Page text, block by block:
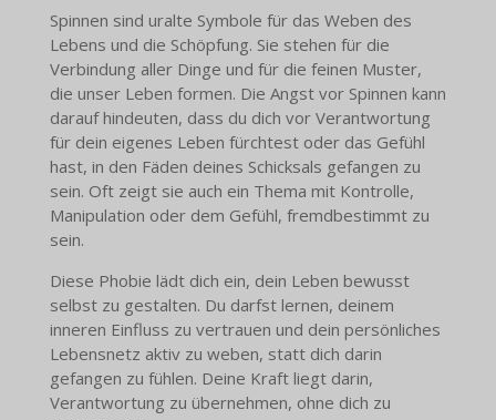
Spinnen sind uralte Symbole für das Weben des
Lebens und die Schöpfung. Sie stehen für die
Verbindung aller Dinge und für die feinen Muster,
die unser Leben formen. Die Angst vor Spinnen kann
darauf hindeuten, dass du dich vor Verantwortung
für dein eigenes Leben fürchtest oder das Gefühl
hast, in den Fäden deines Schicksals gefangen zu
sein. Oft zeigt sie auch ein Thema mit Kontrolle,
Manipulation oder dem Gefühl, fremdbestimmt zu
sein.
Diese Phobie lädt dich ein, dein Leben bewusst
selbst zu gestalten. Du darfst lernen, deinem
inneren Einfluss zu vertrauen und dein persönliches
Lebensnetz aktiv zu weben, statt dich darin
gefangen zu fühlen. Deine Kraft liegt darin,
Verantwortung zu übernehmen, ohne dich zu